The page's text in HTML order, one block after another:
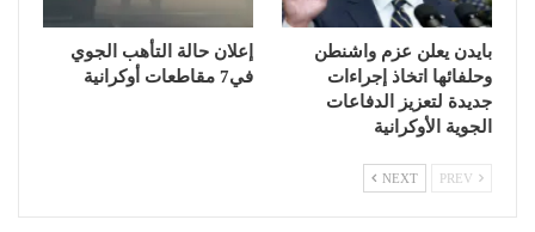
بايدن يعلن عزم واشنطن
وحلفائها اتخاذ إجراءات
جديدة لتعزيز الدفاعات
الجوية الأوكرانية
إعلان حالة التأهب الجوي
في7 مقاطعات أوكرانية
NEXT